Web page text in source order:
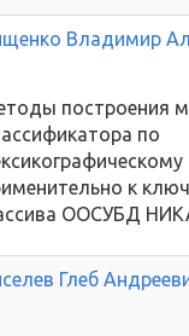
Владимир
построения
по
к
ООСУБД
Глеб